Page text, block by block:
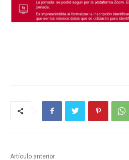
Artículo anterior